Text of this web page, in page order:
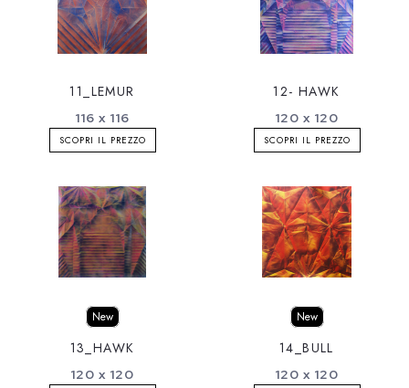
11_LEMUR
116 x 116
SCOPRI IL PREZZO
12- HAWK
120 x 120
SCOPRI IL PREZZO
New
13_HAWK
120 x 120
New
14_BULL
120 x 120